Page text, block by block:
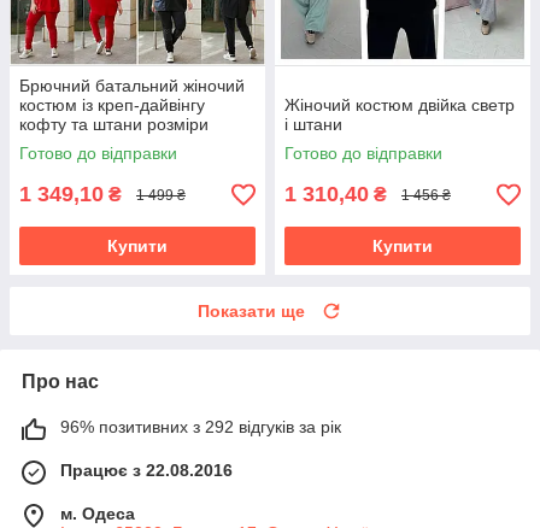
Брючний батальний жіночий
костюм із креп-дайвінгу
кофту та штани розміри
батал
Готово до відправки
1 349,10 ₴ 1 499 ₴
Купити
Жіночий костюм двійка светр
і штани
Готово до відправки
1 310,40 ₴ 1 456 ₴
Купити
Показати ще
Про нас
96% позитивних з 292 відгуків за рік
Працює з 22.08.2016
м. Одеса